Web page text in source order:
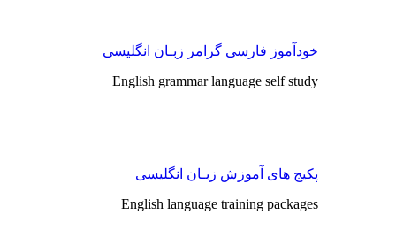
خودآموز فارسی گرامر زبـان انگلیسی
English grammar language self study
پکیج های آموزش زبـان انگلیسی
English language training packages